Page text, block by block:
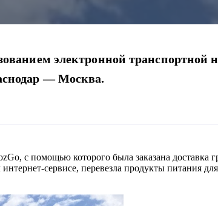
электронной
— Москва.
с помощью которого была заказана доставка
сервисе, перевезла продукты питания